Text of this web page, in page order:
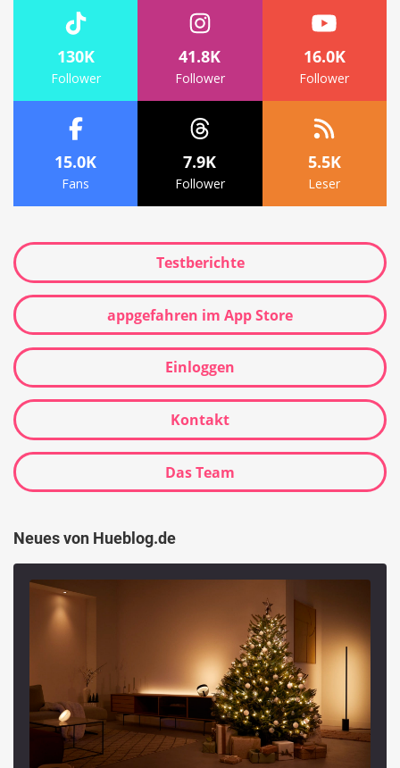
130K
Follower
41.8K
Follower
16.0K
Follower
15.0K
Fans
7.9K
Follower
5.5K
Leser
Testberichte
appgefahren im App Store
Einloggen
Kontakt
Das Team
Neues von Hueblog.de